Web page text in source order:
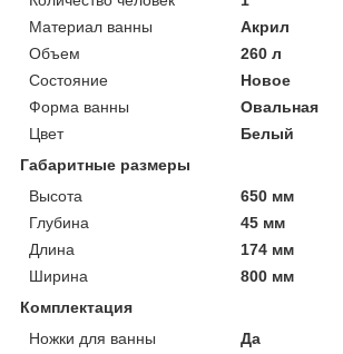
Материал ванны
Акрил
Объем
260 л
Состояние
Новое
Форма ванны
Овальная
Цвет
Белый
Габаритные размеры
Высота
650 мм
Глубина
45 мм
Длина
174 мм
Ширина
800 мм
Комплектация
Ножки для ванны
Да